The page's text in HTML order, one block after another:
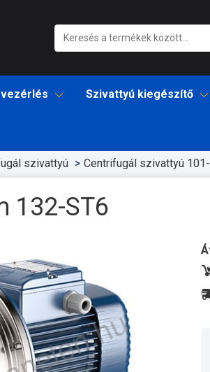
Szivattyú kiegészítő
szivattyú Centrifugál szivattyú
132-ST6